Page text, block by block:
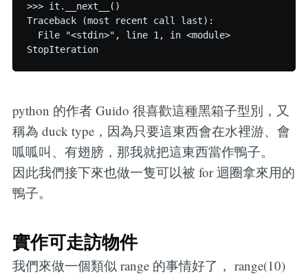
>>> it.__next__()
Traceback (most recent call last):
  File "<stdin>", line 1, in <module>
StopIteration
python 的作者 Guido 很喜歡這種黑箱子型別，又
稱為 duck type，因為只要這東西會在水裡游、會
呱呱叫、有翅膀，那我就把這東西當作鴨子。
因此我們接下來也做一隻可以被 for 迴圈拿來用的
鴨子。
實作可走訪物件
我們來做一個類似 range 的事情好了， range(10)